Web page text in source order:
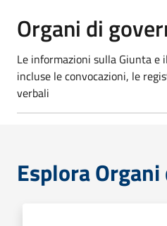
Organi di
Le informazioni sulla Giunta e
incluse le convocazioni, le
verbali
Esplora